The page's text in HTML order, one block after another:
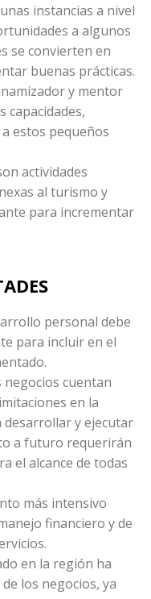
instancias a nivel
a algunos
se convierten en
buenas prácticas.
y mentor
capacidades,
estos pequeños
actividades
al turismo y
para incrementar
personal debe
para incluir en el
cuentan
en la
y ejecutar
a futuro requerirán
el alcance de todas
más intensivo
financiero y de
en la región ha
los negocios, ya